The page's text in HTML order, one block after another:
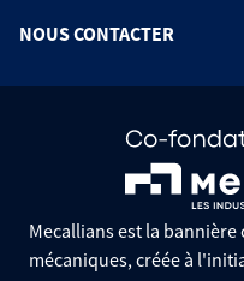
NOUS CONTACTER
Mecallians est la
mécaniques, créée à